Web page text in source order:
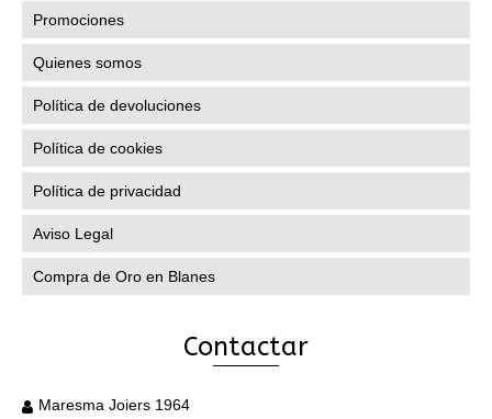
Promociones
Quienes somos
Política de devoluciones
Política de cookies
Política de privacidad
Aviso Legal
Compra de Oro en Blanes
Contactar
Maresma Joiers 1964